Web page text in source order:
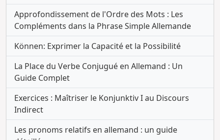
Approfondissement de l'Ordre des Mots : Les
Compléments dans la Phrase Simple Allemande
Können: Exprimer la Capacité et la Possibilité
La Place du Verbe Conjugué en Allemand : Un
Guide Complet
Exercices : Maîtriser le Konjunktiv I au Discours
Indirect
Les pronoms relatifs en allemand : un guide